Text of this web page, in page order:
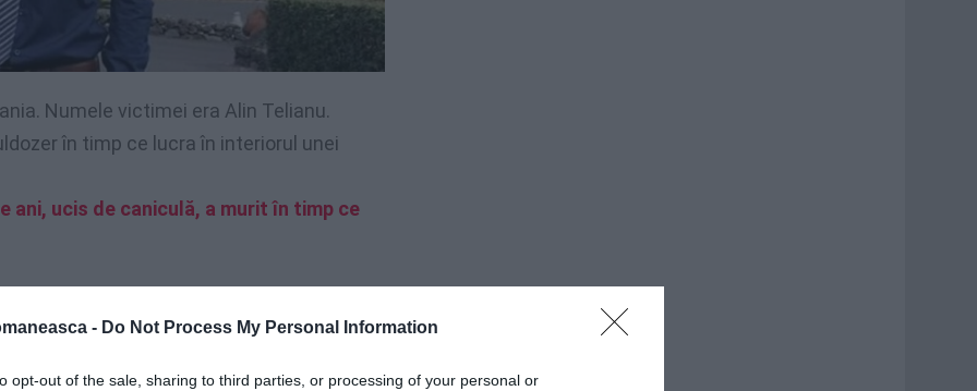
- Do Not Process My Personal Information
opt-out of the sale, sharing to third parties, or processing of your personal or
Numele victimei era Alin Telianu.
în timp ce lucra în interiorul unei
ani, ucis de caniculă, a murit în timp ce
utilaj în Catania
din Viagrande, unde Alin